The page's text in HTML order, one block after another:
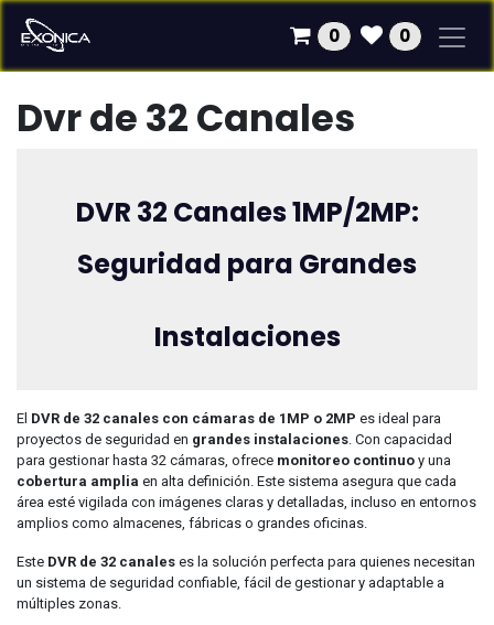
Ir al contenido
0 0
Dvr de 32 Canales
DVR 32 Canales 1MP/2MP:
Seguridad para Grandes
Instalaciones
El DVR de 32 canales con cámaras de 1MP o 2MP es ideal para
proyectos de seguridad en grandes instalaciones . Con capacidad
para gestionar hasta 32 cámaras, ofrece monitoreo continuo y una
cobertura amplia en alta definición. Este sistema asegura que cada
área esté vigilada con imágenes claras y detalladas, incluso en entornos
amplios como almacenes, fábricas o grandes oficinas.
Este DVR de 32 canales es la solución perfecta para quienes necesitan
un sistema de seguridad confiable, fácil de gestionar y adaptable a
múltiples zonas.